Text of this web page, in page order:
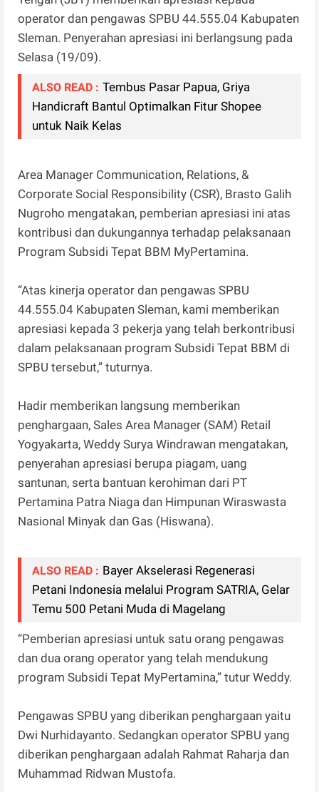
operator dan pengawas SPBU 44.555.04 Kabupaten
Sleman. Penyerahan apresiasi ini berlangsung pada
Selasa (19/09).
ALSO READ : Tembus Pasar Papua, Griya
Handicraft Bantul Optimalkan Fitur Shopee
untuk Naik Kelas
Area Manager Communication, Relations, &
Corporate Social Responsibility (CSR), Brasto Galih
Nugroho mengatakan, pemberian apresiasi ini atas
kontribusi dan dukungannya terhadap pelaksanaan
Program Subsidi Tepat BBM MyPertamina.
“Atas kinerja operator dan pengawas SPBU
44.555.04 Kabupaten Sleman, kami memberikan
apresiasi kepada 3 pekerja yang telah berkontribusi
dalam pelaksanaan program Subsidi Tepat BBM di
SPBU tersebut,” tuturnya.
Hadir memberikan langsung memberikan
penghargaan, Sales Area Manager (SAM) Retail
Yogyakarta, Weddy Surya Windrawan mengatakan,
penyerahan apresiasi berupa piagam, uang
santunan, serta bantuan kerohiman dari PT
Pertamina Patra Niaga dan Himpunan Wiraswasta
Nasional Minyak dan Gas (Hiswana).
ALSO READ : Bayer Akselerasi Regenerasi
Petani Indonesia melalui Program SATRIA, Gelar
Temu 500 Petani Muda di Magelang
“Pemberian apresiasi untuk satu orang pengawas
dan dua orang operator yang telah mendukung
program Subsidi Tepat MyPertamina,” tutur Weddy.
Pengawas SPBU yang diberikan penghargaan yaitu
Dwi Nurhidayanto. Sedangkan operator SPBU yang
diberikan penghargaan adalah Rahmat Raharja dan
Muhammad Ridwan Mustofa.